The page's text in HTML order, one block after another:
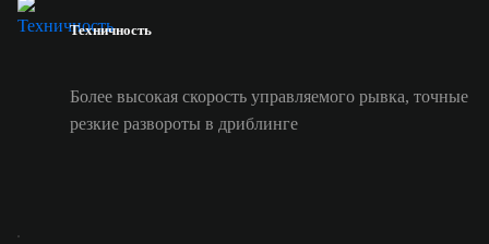
Техничность
Более высокая скорость управляемого рывка, точные
резкие развороты в дриблинге